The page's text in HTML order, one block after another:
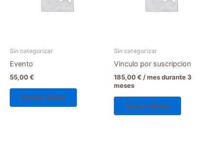
Sin categorizar
Evento
55,00€
Enviar Ahora
Sin categorizar
Vinculo por suscripcion
185,00€ / mes durante 3
meses
Enviar Ahora